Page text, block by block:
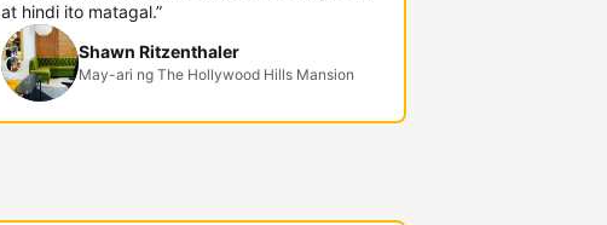
at hindi ito matagal.”
Shawn Ritzenthaler
May-ari ng The Hollywood Hills Mansion